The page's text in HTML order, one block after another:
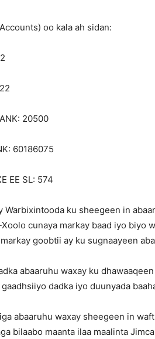
oo kala ah sidan:
20500
60186075
EE SL: 574
Warbixintooda ku sheegeen in
cunaya markay baad iyo biyo
goobtii ay ku sugnaayeen
abaaruhu waxay ku
dadka iyo duunyada
abaaruhu waxay sheegeen in
bilaabo maanta ilaa maalinta